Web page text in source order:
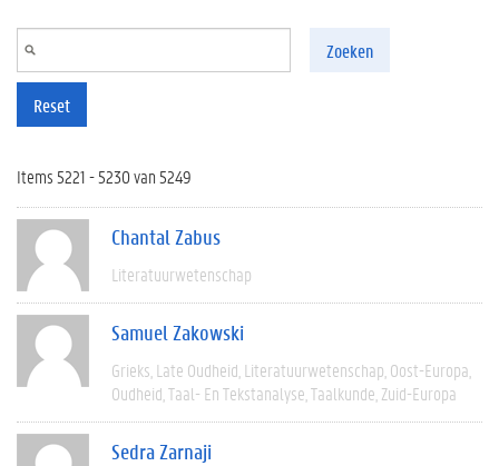
Zoeken
Reset
Items 5221 - 5230 van 5249
Chantal Zabus
Literatuurwetenschap
Samuel Zakowski
Grieks Late Oudheid Literatuurwetenschap Oost-Europa
Oudheid Taal- En Tekstanalyse Taalkunde Zuid-Europa
Sedra Zarnaji